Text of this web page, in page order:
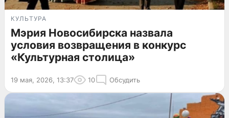
КУЛЬТУРА
Мэрия Новосибирска назвала
условия возвращения в конкурс
«Культурная столица»
19 мая, 2026, 13:37 10 Обсудить